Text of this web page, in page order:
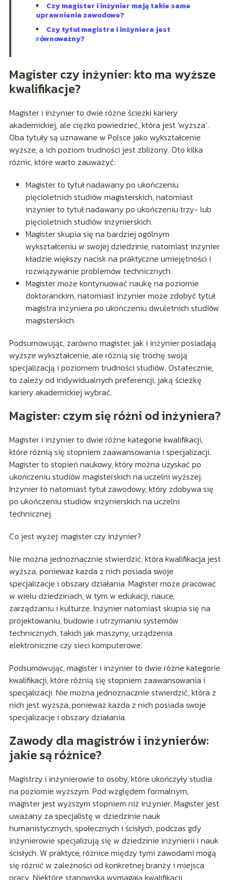
Czy magister i inżynier mają takie same
uprawnienia zawodowe?
Czy tytuł magistra i inżyniera jest
równoważny?
Magister czy inżynier: kto ma wyższe
kwalifikacje?
Magister i inżynier to dwie różne ścieżki kariery
akademickiej, ale ciężko powiedzieć, która jest 'wyższa’.
Oba tytuły są uznawane w Polsce jako wykształcenie
wyższe, a ich poziom trudności jest zbliżony. Oto kilka
różnic, które warto zauważyć:
Magister to tytuł nadawany po ukończeniu
pięcioletnich studiów magisterskich, natomiast
inżynier to tytuł nadawany po ukończeniu trzy- lub
pięcioletnich studiów inżynierskich.
Magister skupia się na bardziej ogólnym
wykształceniu w swojej dziedzinie, natomiast inżynier
kładzie większy nacisk na praktyczne umiejętności i
rozwiązywanie problemów technicznych.
Magister może kontynuować naukę na poziomie
doktoranckim, natomiast inżynier może zdobyć tytuł
magistra inżyniera po ukończeniu dwuletnich studiów
magisterskich.
Podsumowując, zarówno magister, jak i inżynier posiadają
wyższe wykształcenie, ale różnią się trochę swoją
specjalizacją i poziomem trudności studiów. Ostatecznie,
to zależy od indywidualnych preferencji, jaką ścieżkę
kariery akademickiej wybrać.
Magister: czym się różni od inżyniera?
Magister i inżynier to dwie różne kategorie kwalifikacji,
które różnią się stopniem zaawansowania i specjalizacji.
Magister to stopień naukowy, który można uzyskać po
ukończeniu studiów magisterskich na uczelni wyższej.
Inżynier to natomiast tytuł zawodowy, który zdobywa się
po ukończeniu studiów inżynierskich na uczelni
technicznej.
Co jest wyżej: magister czy inżynier?
Nie można jednoznacznie stwierdzić, która kwalifikacja jest
wyższa, ponieważ każda z nich posiada swoje
specjalizacje i obszary działania. Magister może pracować
w wielu dziedzinach, w tym w edukacji, nauce,
zarządzaniu i kulturze. Inżynier natomiast skupia się na
projektowaniu, budowie i utrzymaniu systemów
technicznych, takich jak maszyny, urządzenia
elektroniczne czy sieci komputerowe.
Podsumowując, magister i inżynier to dwie różne kategorie
kwalifikacji, które różnią się stopniem zaawansowania i
specjalizacji. Nie można jednoznacznie stwierdzić, która z
nich jest wyższa, ponieważ każda z nich posiada swoje
specjalizacje i obszary działania.
Zawody dla magistrów i inżynierów:
jakie są różnice?
Magistrzy i inżynierowie to osoby, które ukończyły studia
na poziomie wyższym. Pod względem formalnym,
magister jest wyższym stopniem niż inżynier. Magister jest
uważany za specjalistę w dziedzinie nauk
humanistycznych, społecznych i ścisłych, podczas gdy
inżynierowie specjalizują się w dziedzinie inżynierii i nauk
ścisłych. W praktyce, różnice między tymi zawodami mogą
się różnić w zależności od konkretnej branży i miejsca
pracy. Niektóre stanowiska wymagają kwalifikacji